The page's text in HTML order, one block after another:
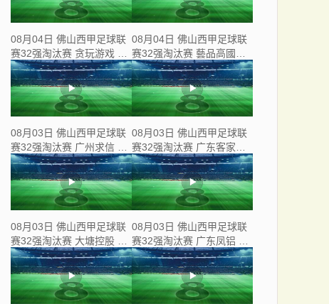
08月04日 佛山西甲足球联
赛32强淘汰赛 贪玩游戏 VS
美的薪火 全场录像
08月04日 佛山西甲足球联
赛32强淘汰赛 藝品高國際
VS 湛江狂狼·粵辉能源 全
场录像
08月03日 佛山西甲足球联
赛32强淘汰赛 广州求信 VS
顺德新青年 全场录像
08月03日 佛山西甲足球联
赛32强淘汰赛 广东客家青
年 VS 广州英华思力U17 全
场录像
08月03日 佛山西甲足球联
赛32强淘汰赛 大塘控股 VS
茂名市点都得 全场录像
08月03日 佛山西甲足球联
赛32强淘汰赛 广东凤铝 VS
湛江八部科技 全场录像